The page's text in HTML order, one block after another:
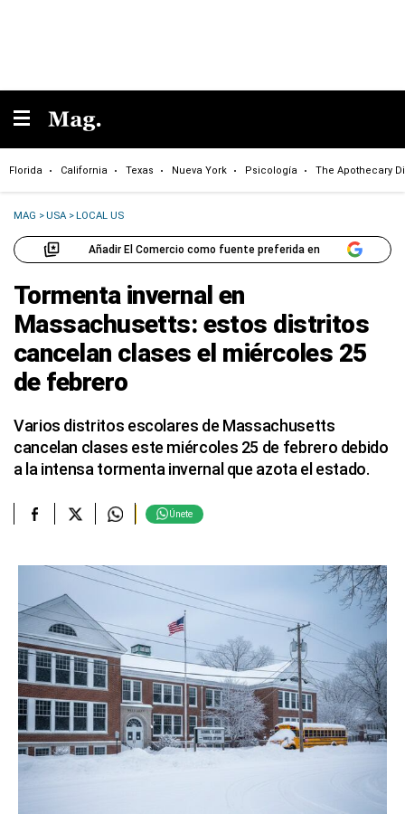
Florida California Texas Nueva York Psicología The Apothecary
MAG >USA >LOCAL US
Añadir El Comercio como fuente preferida en
Tormenta invernal en
Massachusetts: estos distritos
cancelan clases el miércoles 25
de febrero
Varios distritos escolares de Massachusetts
cancelan clases este miércoles 25 de febrero debido
a la intensa tormenta invernal que azota el estado.
Únete